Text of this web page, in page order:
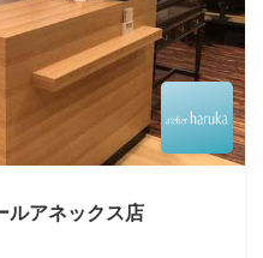
ルアネックス店